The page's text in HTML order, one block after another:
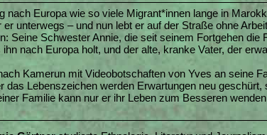
nach Europa wie so viele Migrant*innen lange in
unterwegs – und nun lebt er auf der Straße ohne
Seine Schwester Annie, die seit seinem Fortgehen die
nach Europa holt, und der alte, kranke Vater, der
Kamerun mit Videobotschaften von Yves an seine
das Lebenszeichen werden Erwartungen neu
Familie kann nur er ihr Leben zum Besseren